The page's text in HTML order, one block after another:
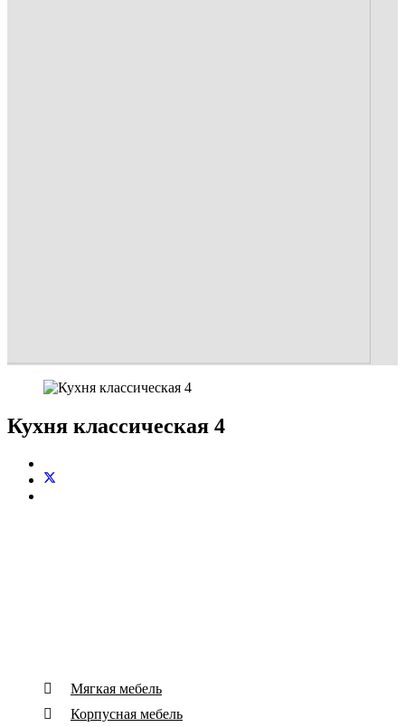
Кухня классическая 4
Мягкая мебель
Корпусная мебель